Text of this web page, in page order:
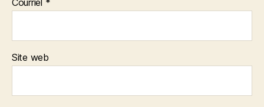
Courriel *
Site web